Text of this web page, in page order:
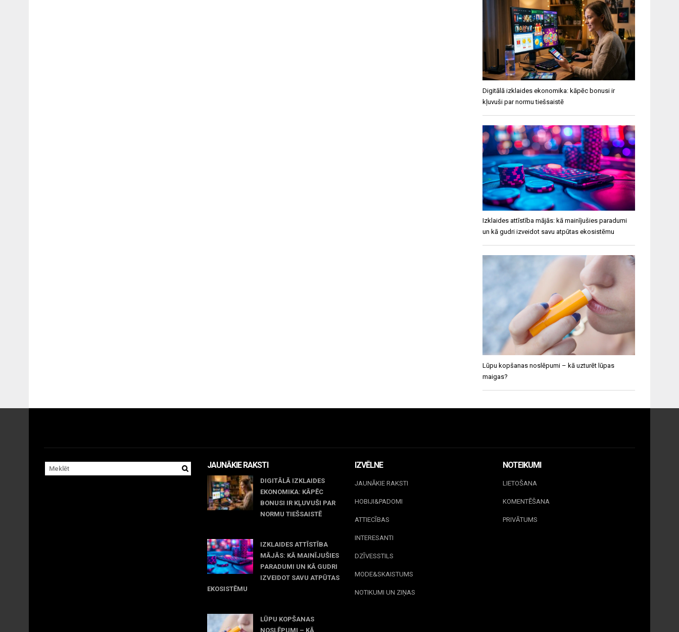
Digitālā izklaides ekonomika: kāpēc bonusi ir
kļuvuši par normu tiešsaistē
Izklaides attīstība mājās: kā mainījušies paradumi
un kā gudri izveidot savu atpūtas ekosistēmu
Lūpu kopšanas noslēpumi – kā uzturēt lūpas
maigas?
JAUNĀKIE RAKSTI
DIGITĀLĀ IZKLAIDES
EKONOMIKA: KĀPĒC
BONUSI IR KĻUVUŠI PAR
NORMU TIEŠSAISTĒ
IZKLAIDES ATTĪSTĪBA
MĀJĀS: KĀ MAINĪJUŠIES
PARADUMI UN KĀ GUDRI
IZVEIDOT SAVU ATPŪTAS
EKOSISTĒMU
LŪPU KOPŠANAS
NOSLĒPUMI – KĀ
IZVĒLNE
JAUNĀKIE RAKSTI
HOBIJI&PADOMI
ATTIECĪBAS
INTERESANTI
DZĪVESSTILS
MODE&SKAISTUMS
NOTIKUMI UN ZIŅAS
NOTEIKUMI
LIETOŠANA
KOMENTĒŠANA
PRIVĀTUMS